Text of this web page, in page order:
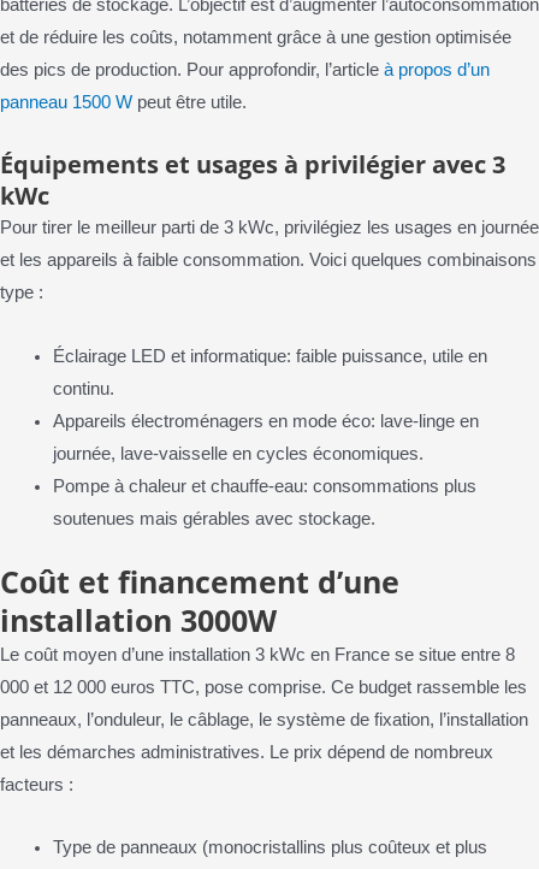
batteries de stockage. L’objectif est d’augmenter l’autoconsommation
et de réduire les coûts, notamment grâce à une gestion optimisée
des pics de production. Pour approfondir, l’article à propos d’un
panneau 1500 W peut être utile.
Équipements et usages à privilégier avec 3
kWc
Pour tirer le meilleur parti de 3 kWc, privilégiez les usages en journée
et les appareils à faible consommation. Voici quelques combinaisons
type :
Éclairage LED et informatique: faible puissance, utile en
continu.
Appareils électroménagers en mode éco: lave-linge en
journée, lave-vaisselle en cycles économiques.
Pompe à chaleur et chauffe-eau: consommations plus
soutenues mais gérables avec stockage.
Coût et financement d’une
installation 3000W
Le coût moyen d’une installation 3 kWc en France se situe entre 8
000 et 12 000 euros TTC, pose comprise. Ce budget rassemble les
panneaux, l’onduleur, le câblage, le système de fixation, l’installation
et les démarches administratives. Le prix dépend de nombreux
facteurs :
Type de panneaux (monocristallins plus coûteux et plus